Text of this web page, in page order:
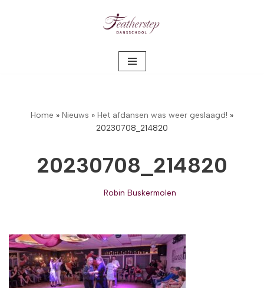
Home » Nieuws » Het afdansen was weer geslaagd! »
20230708_214820
20230708_214820
Robin Buskermolen